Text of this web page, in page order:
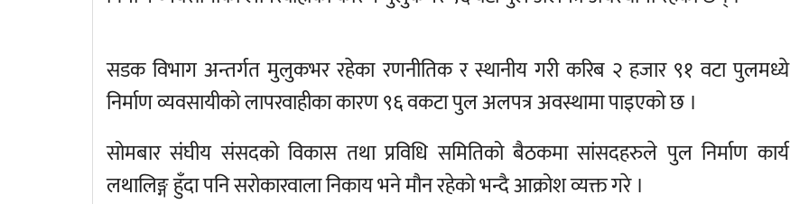
सडक विभाग अन्तर्गत मुलुकभर रहेका रणनीतिक र स्थानीय गरी करिब २ हजार ९१ वटा पुलमध्ये
निर्माण व्यवसायीको लापरवाहीका कारण ९६ वकटा पुल अलपत्र अवस्थामा पाइएको छ ।
सोमबार संघीय संसदको विकास तथा प्रविधि समितिको बैठकमा सांसदहरुले पुल निर्माण कार्य
लथालिङ्ग हुँदा पनि सरोकारवाला निकाय भने मौन रहेको भन्दै आक्रोश व्यक्त गरे ।